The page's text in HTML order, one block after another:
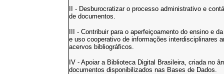
II - Desburocratizar o processo administrativo e
de documentos.
III - Contribuir para o aperfeiçoamento do ensino e
e uso cooperativo de informações interdisciplinares
acervos bibliográficos.
IV - Apoiar a Biblioteca Digital Brasileira, criada no
documentos disponibilizados nas Bases de Dados.